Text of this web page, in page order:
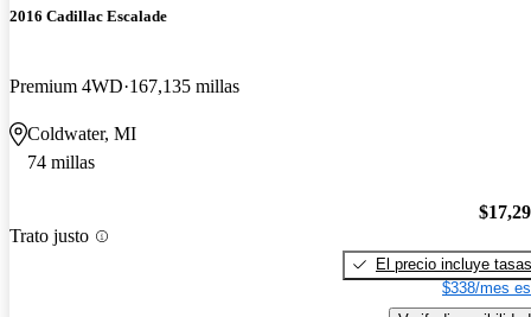
2016 Cadillac Escalade
Premium 4WD 167,135 millas
Coldwater, MI
74 millas
Trato justo
El precio incluye tasas
$338/mes